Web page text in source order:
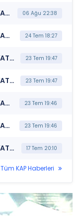
***DZGYO*** DENİZ GAYRİMENKUL YATIRIM ORTAKLIĞI A.Ş. (Kurumsal Yönetim Bilgi Formu (Güncelleme) - Yönetim Kurulu-2) 06 Ağu 22:38
***DZGYO*** DENİZ GAYRİMENKUL YATIRIM ORTAKLIĞI A.Ş. (Katılım Finansı İlkeleri Bilgi Formu ) 24 Tem 18:27
***DZGYO*** DENİZ GAYRİMENKUL YATIRIM ORTAKLIĞI A.Ş. (Portföy Sınırlamalarına Uyumun Kontrolü) 23 Tem 19:47
***DZGYO*** DENİZ GAYRİMENKUL YATIRIM ORTAKLIĞI A.Ş. (Sorumluluk Beyanı (Konsolide Olmayan)) 23 Tem 19:47
***DZGYO*** DENİZ GAYRİMENKUL YATIRIM ORTAKLIĞI A.Ş. (Faaliyet Raporu (Konsolide Olmayan)) 23 Tem 19:46
***DZGYO*** DENİZ GAYRİMENKUL YATIRIM ORTAKLIĞI A.Ş. (Finansal Rapor ) 23 Tem 19:46
***DZGYO*** DENİZ GAYRİMENKUL YATIRIM ORTAKLIĞI A.Ş. (Portföy Sınırlamalarına Uyumun Kontrolü) 17 Tem 20:10
Tüm KAP Haberleri